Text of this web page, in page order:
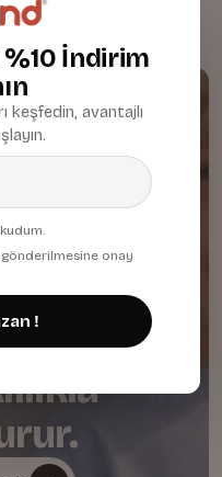
günlük
İndirim
keşfedin, avantajlı
onay
!